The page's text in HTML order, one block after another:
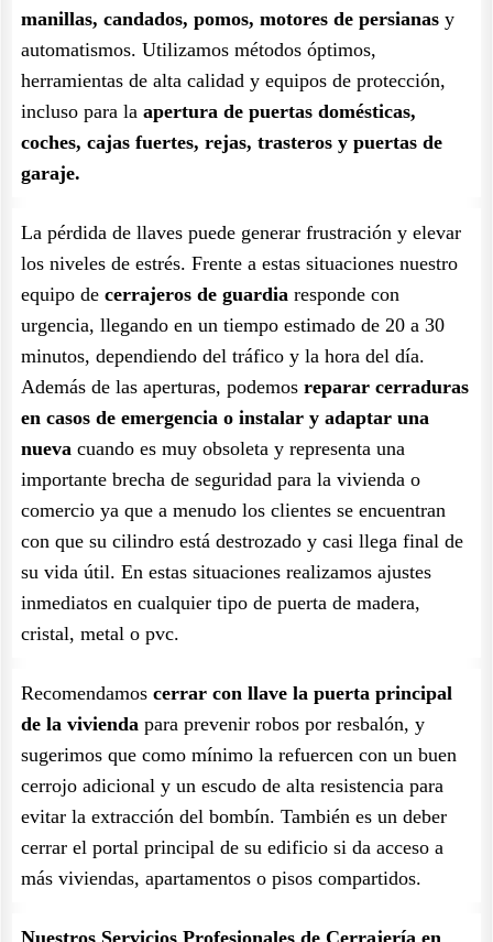
manillas, candados, pomos, motores de persianas y
automatismos. Utilizamos métodos óptimos,
herramientas de alta calidad y equipos de protección,
incluso para la apertura de puertas domésticas,
coches, cajas fuertes, rejas, trasteros y puertas de
garaje.
La pérdida de llaves puede generar frustración y elevar
los niveles de estrés. Frente a estas situaciones nuestro
equipo de cerrajeros de guardia responde con
urgencia, llegando en un tiempo estimado de 20 a 30
minutos, dependiendo del tráfico y la hora del día.
Además de las aperturas, podemos reparar cerraduras
en casos de emergencia o instalar y adaptar una
nueva cuando es muy obsoleta y representa una
importante brecha de seguridad para la vivienda o
comercio ya que a menudo los clientes se encuentran
con que su cilindro está destrozado y casi llega final de
su vida útil. En estas situaciones realizamos ajustes
inmediatos en cualquier tipo de puerta de madera,
cristal, metal o pvc.
Recomendamos cerrar con llave la puerta principal
de la vivienda para prevenir robos por resbalón, y
sugerimos que como mínimo la refuercen con un buen
cerrojo adicional y un escudo de alta resistencia para
evitar la extracción del bombín. También es un deber
cerrar el portal principal de su edificio si da acceso a
más viviendas, apartamentos o pisos compartidos.
Nuestros Servicios Profesionales de Cerrajería en